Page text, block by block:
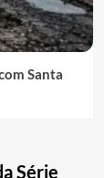
Santa
Série